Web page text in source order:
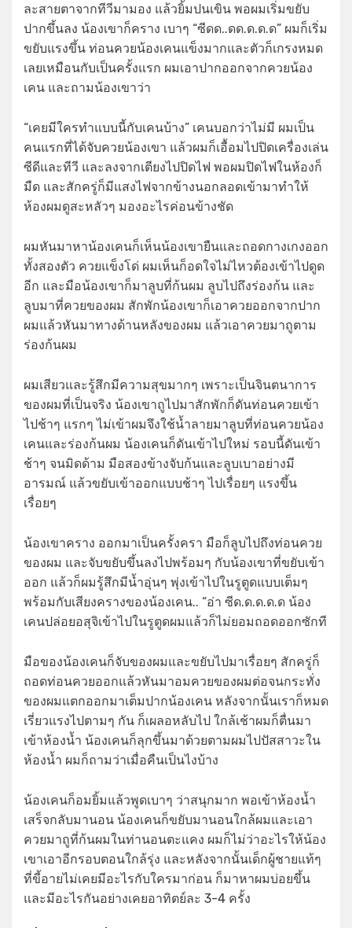
ละสายตาจากทีวีมามอง แล้วยิ้มปนเขิน พอผมเริ่มขยับ
ปากขึ้นลง น้องเขาก็คราง เบาๆ “ซีดด..ดด.ด.ด.ด” ผมก็เริ่ม
ขยับแรงขึ้น ท่อนควยน้องเคนแข็งมากและตัวก็เกรงหมด
เลยเหมือนกับเป็นครั้งแรก ผมเอาปากออกจากควยน้อง
เคน และถามน้องเขาว่า
“เคยมีใครทำแบบนี้กับเคนบ้าง” เคนบอกว่าไม่มี ผมเป็น
คนแรกที่ได้จับควยน้องเขา แล้วผมก็เอื้อมไปปิดเครื่องเล่น
ซีดีและทีวี และลงจากเตียงไปปิดไฟ พอผมปิดไฟในห้องก็
มืด และสักครู่ก็มีแสงไฟจากข้างนอกลอดเข้ามาทำให้
ห้องผมดูสะหลัวๆ มองอะไรค่อนข้างชัด
ผมหันมาหาน้องเคนก็เห็นน้องเขายืนและถอดกางเกงออก
ทั้งสองตัว ควยแข็งโด่ ผมเห็นก็อดใจไม่ไหวต้องเข้าไปดูด
อีก และมือน้องเขาก็มาลูบที่ก้นผม ลูบไปถึงร่องก้น และ
ลูบมาที่ควยของผม สักพักน้องเขาก็เอาควยออกจากปาก
ผมแล้วหันมาทางด้านหลังของผม แล้วเอาควยมาถูตาม
ร่องก้นผม
ผมเสียวและรู้สึกมีความสุขมากๆ เพราะเป็นจินตนาการ
ของผมที่เป็นจริง น้องเขาถูไปมาสักพักก็ดันท่อนควยเข้า
ไปช้าๆ แรกๆ ไม่เข้าผมจึงใช้น้ำลายมาลูบที่ท่อนควยน้อง
เคนและร่องก้นผม น้องเคนก็ดันเข้าไปใหม่ รอบนี้ดันเข้า
ช้าๆ จนมิดด้าม มือสองข้างจับก้นและลูบเบาอย่างมี
อารมณ์ แล้วขยับเข้าออกแบบช้าๆ ไปเรื่อยๆ แรงขึ้น
เรื่อยๆ
น้องเขาคราง ออกมาเป็นครั้งครา มือก็ลูบไปถึงท่อนควย
ของผม และจับขยับขึ้นลงไปพร้อมๆ กับน้องเขาที่ขยับเข้า
ออก แล้วก็ผมรู้สึกมีน้ำอุ่นๆ พุ่งเข้าไปในรูตูดแบบเต็มๆ
พร้อมกับเสียงครางของน้องเคน.. “อ่า ซีด.ด.ด.ด.ด น้อง
เคนปล่อยอสุจิเข้าไปในรูตูดผมแล้วก็ไม่ยอมถอดออกซักที
มือของน้องเคนก็จับของผมและขยับไปมาเรื่อยๆ สักครู่ก็
ถอดท่อนควยออกแล้วหันมาอมควยของผมต่อจนกระทั่ง
ของผมแตกออกมาเต็มปากน้องเคน หลังจากนั้นเราก็หมด
เรี่ยวแรงไปตามๆ กัน ก็เผลอหลับไป ใกล้เช้าผมก็ตื่นมา
เข้าห้องน้ำ น้องเคนก็ลุกขึ้นมาด้วยตามผมไปปัสสาวะใน
ห้องน้ำ ผมก็ถามว่าเมื่อคืนเป็นไงบ้าง
น้องเคนก็อมยิ้มแล้วพูดเบาๆ ว่าสนุกมาก พอเข้าห้องน้ำ
เสร็จกลับมานอน น้องเคนก็ขยับมานอนใกล้ผมและเอา
ควยมาถูที่ก้นผมในท่านอนตะแคง ผมก็ไม่ว่าอะไรให้น้อง
เขาเอาอีกรอบตอนใกล้รุ่ง และหลังจากนั้นเด็กผู้ชายแท้ๆ
ที่ขี้อายไม่เคยมีอะไรกับใครมาก่อน ก็มาหาผมบ่อยขึ้น
และมีอะไรกันอย่างเคยอาทิตย์ละ 3-4 ครั้ง